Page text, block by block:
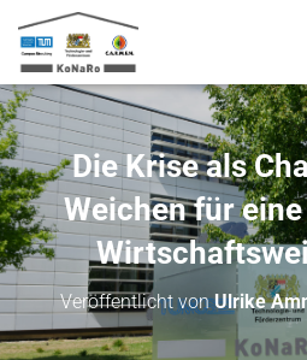
Die Krise als
Weichen für
Veröffentlicht vonUlrike